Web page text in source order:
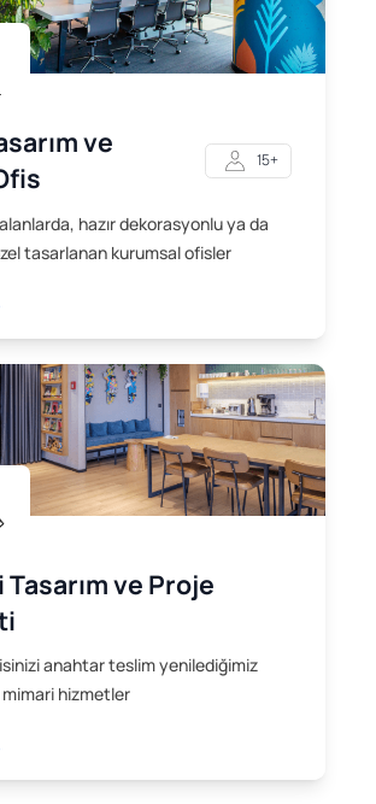
ve
15+
hazır dekorasyonlu ya da
tasarlanan kurumsal ofisler
ve Proje
anahtar teslim yenilediğimiz
mimari hizmetler